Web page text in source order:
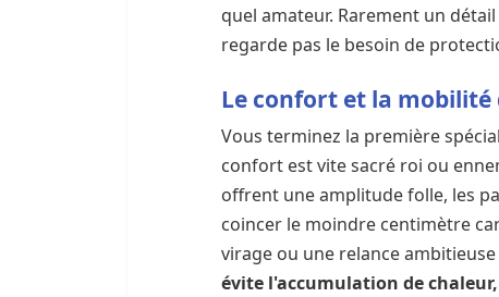
quel amateur. Rarement un
regarde pas le besoin de
Le confort et la mobilité
Vous terminez la première
confort est vite sacré roi ou
offrent une amplitude folle, les
coincer le moindre centimètre
virage ou une relance
évite l'accumulation de